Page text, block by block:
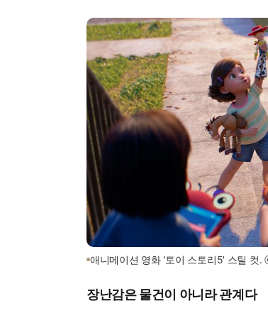
애니메이션 영화 '토이 스토리5' 스틸 컷
장난감은 물건이 아니라 관계다